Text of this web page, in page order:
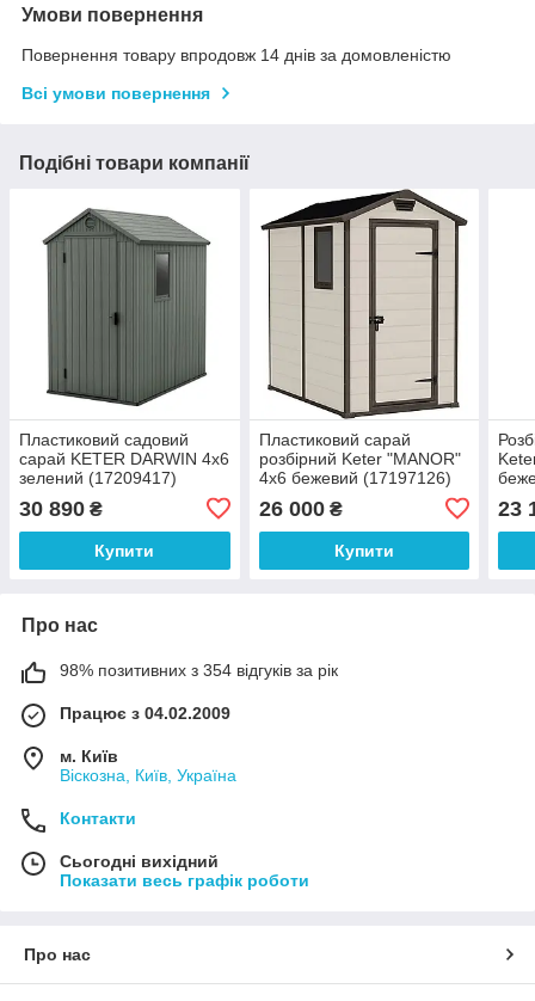
Умови повернення
Повернення товару впродовж 14 днів за домовленістю
Всі умови повернення
Подібні товари компанії
Пластиковий садовий
сарай KETER DARWIN 4х6
зелений (17209417)
30 890 ₴
Купити
Пластиковий сарай
розбірний Keter "MANOR"
4х6 бежевий (17197126)
26 000₴
Купити
23
Про нас
98% позитивних з 354 відгуків за рік
Працює з 04.02.2009
м. Київ
Віскозна, Київ, Україна
Контакти
Сьогодні вихідний
Показати весь графік роботи
Про нас